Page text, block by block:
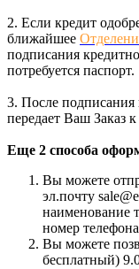
2. Если кредит
ближайшее
подписания
потребуется паспорт.
3. После подписания
передает Ваш Заказ
Еще 2 способа
Вы можете
эл.почту
наименование
номер
Вы можете
бесплатный)